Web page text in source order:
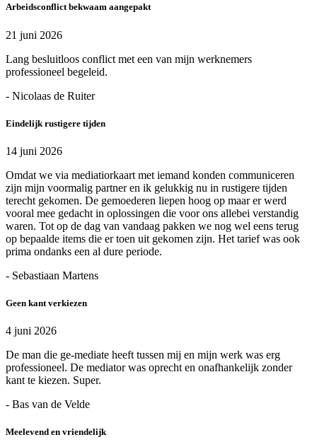
Arbeidsconflict bekwaam aangepakt
21 juni 2026
Lang besluitloos conflict met een van mijn werknemers
professioneel begeleid.
- Nicolaas de Ruiter
Eindelijk rustigere tijden
14 juni 2026
Omdat we via mediatiorkaart met iemand konden communiceren
zijn mijn voormalig partner en ik gelukkig nu in rustigere tijden
terecht gekomen. De gemoederen liepen hoog op maar er werd
vooral mee gedacht in oplossingen die voor ons allebei verstandig
waren. Tot op de dag van vandaag pakken we nog wel eens terug
op bepaalde items die er toen uit gekomen zijn. Het tarief was ook
prima ondanks een al dure periode.
- Sebastiaan Martens
Geen kant verkiezen
4 juni 2026
De man die ge-mediate heeft tussen mij en mijn werk was erg
professioneel. De mediator was oprecht en onafhankelijk zonder
kant te kiezen. Super.
- Bas van de Velde
Meelevend en vriendelijk